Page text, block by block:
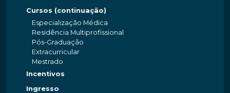
Cursos (continuação)
Especialização Médica
Residência Multiprofissional
Pós-Graduação
Extracurricular
Mestrado
Incentivos
Ingresso